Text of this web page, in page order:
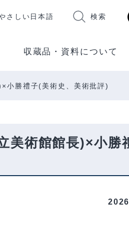
さしい日本語 検索
収蔵品・資料について
小勝禮子(美術史、美術批評)
美術館館長)×小勝